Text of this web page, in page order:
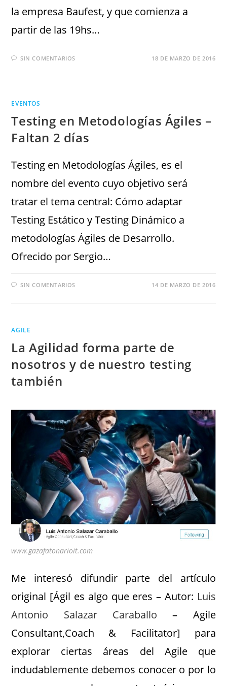
la empresa Baufest, y que comienza a
partir de las 19hs…
SIN COMENTARIOS 18 DE MARZO DE 2016
EVENTOS
Testing en Metodologías Ágiles –
Faltan 2 días
Testing en Metodologías Ágiles, es el
nombre del evento cuyo objetivo será
tratar el tema central: Cómo adaptar
Testing Estático y Testing Dinámico a
metodologías Ágiles de Desarrollo.
Ofrecido por Sergio…
SIN COMENTARIOS 14 DE MARZO DE 2016
AGILE
La Agilidad forma parte de
nosotros y de nuestro testing
también
www.gazafatonarioit.com
Me interesó difundir parte del artículo
original [Ágil es algo que eres – Autor: Luis
Antonio Salazar Caraballo – Agile
Consultant,Coach & Facilitator] para
explorar ciertas áreas del Agile que
indudablemente debemos conocer o por lo